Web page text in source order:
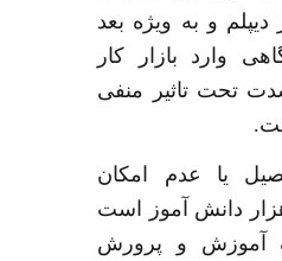
دیپلم و به ویژه بعد
وارد بازار کار
تحت تاثیر منفی
.
یا عدم امکان
دانش آموز است
آموزش و پرورش